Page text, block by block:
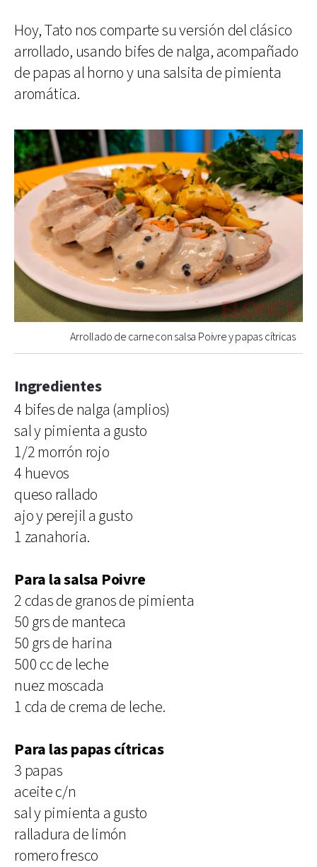
Hoy, Tato nos comparte su versión del clásico
arrollado, usando bifes de nalga, acompañado
de papas al horno y una salsita de pimienta
aromática.
Arrollado de carne con salsa Poivre y papas cítricas
Ingredientes
4 bifes de nalga (amplios)
sal y pimienta a gusto
1/2 morrón rojo
4 huevos
queso rallado
ajo y perejil a gusto
1 zanahoria.
Para la salsa Poivre
2 cdas de granos de pimienta
50 grs de manteca
50 grs de harina
500 cc de leche
nuez moscada
1 cda de crema de leche.
Para las papas cítricas
3 papas
aceite c/n
sal y pimienta a gusto
ralladura de limón
romero fresco